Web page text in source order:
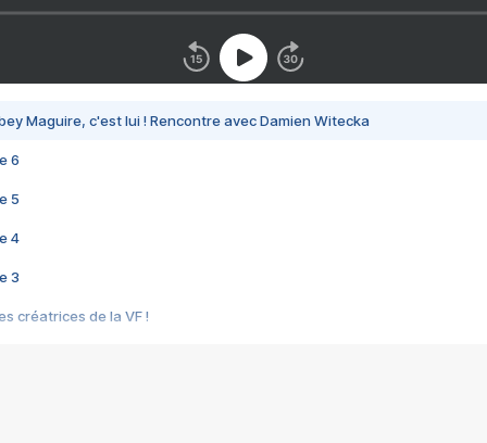
Maguire, c'est lui ! Rencontre avec Damien Witecka
6
5
4
3
créatrices de la VF !